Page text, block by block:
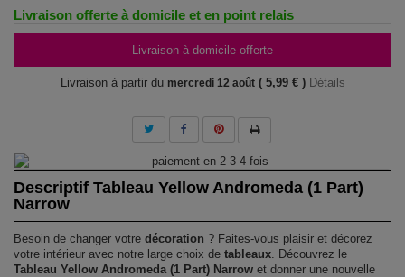
Livraison offerte à domicile et en point relais
Livraison à domicile offerte
Livraison à partir du mercredi 12 août ( 5,99 € ) Détails
Descriptif Tableau Yellow Andromeda (1 Part)
Narrow
Besoin de changer votre décoration ? Faites-vous plaisir et décorez
votre intérieur avec notre large choix de tableaux. Découvrez le
Tableau Yellow Andromeda (1 Part) Narrow et donner une nouvelle